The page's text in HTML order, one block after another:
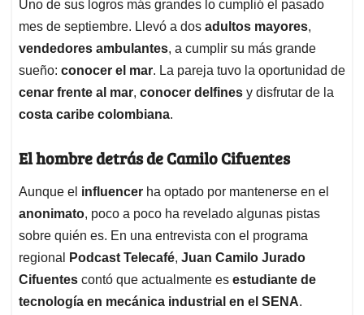
Uno de sus logros más grandes lo cumplió el pasado
mes de septiembre. Llevó a dos adultos mayores,
vendedores ambulantes, a cumplir su más grande
sueño: conocer el mar. La pareja tuvo la oportunidad de
cenar frente al mar, conocer delfines y disfrutar de la
costa caribe colombiana.
El hombre detrás de Camilo Cifuentes
Aunque el influencer ha optado por mantenerse en el
anonimato, poco a poco ha revelado algunas pistas
sobre quién es. En una entrevista con el programa
regional
Podcast Telecafé, Juan Camilo Jurado
Cifuentes contó que actualmente es estudiante de
tecnología en mecánica industrial en el SENA.